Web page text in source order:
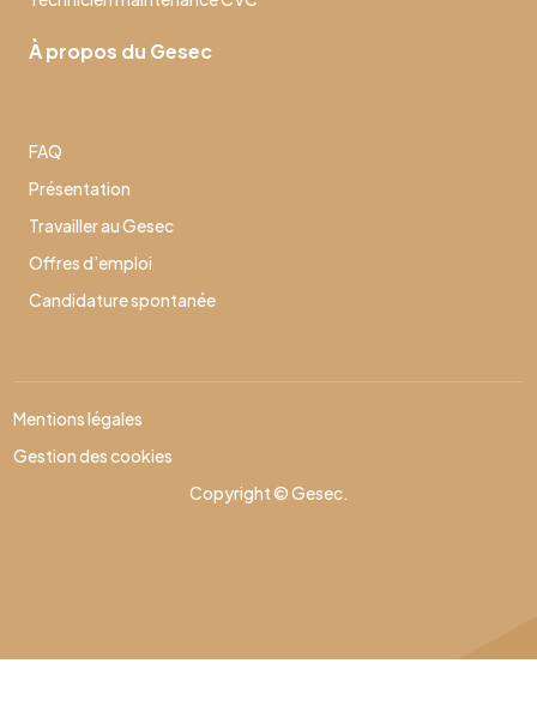
À propos du Gesec
FAQ
Présentation
Travailler au Gesec
Offres d’emploi
Candidature spontanée
Copyright © Gesec.
Mentions légales
Gestion des cookies